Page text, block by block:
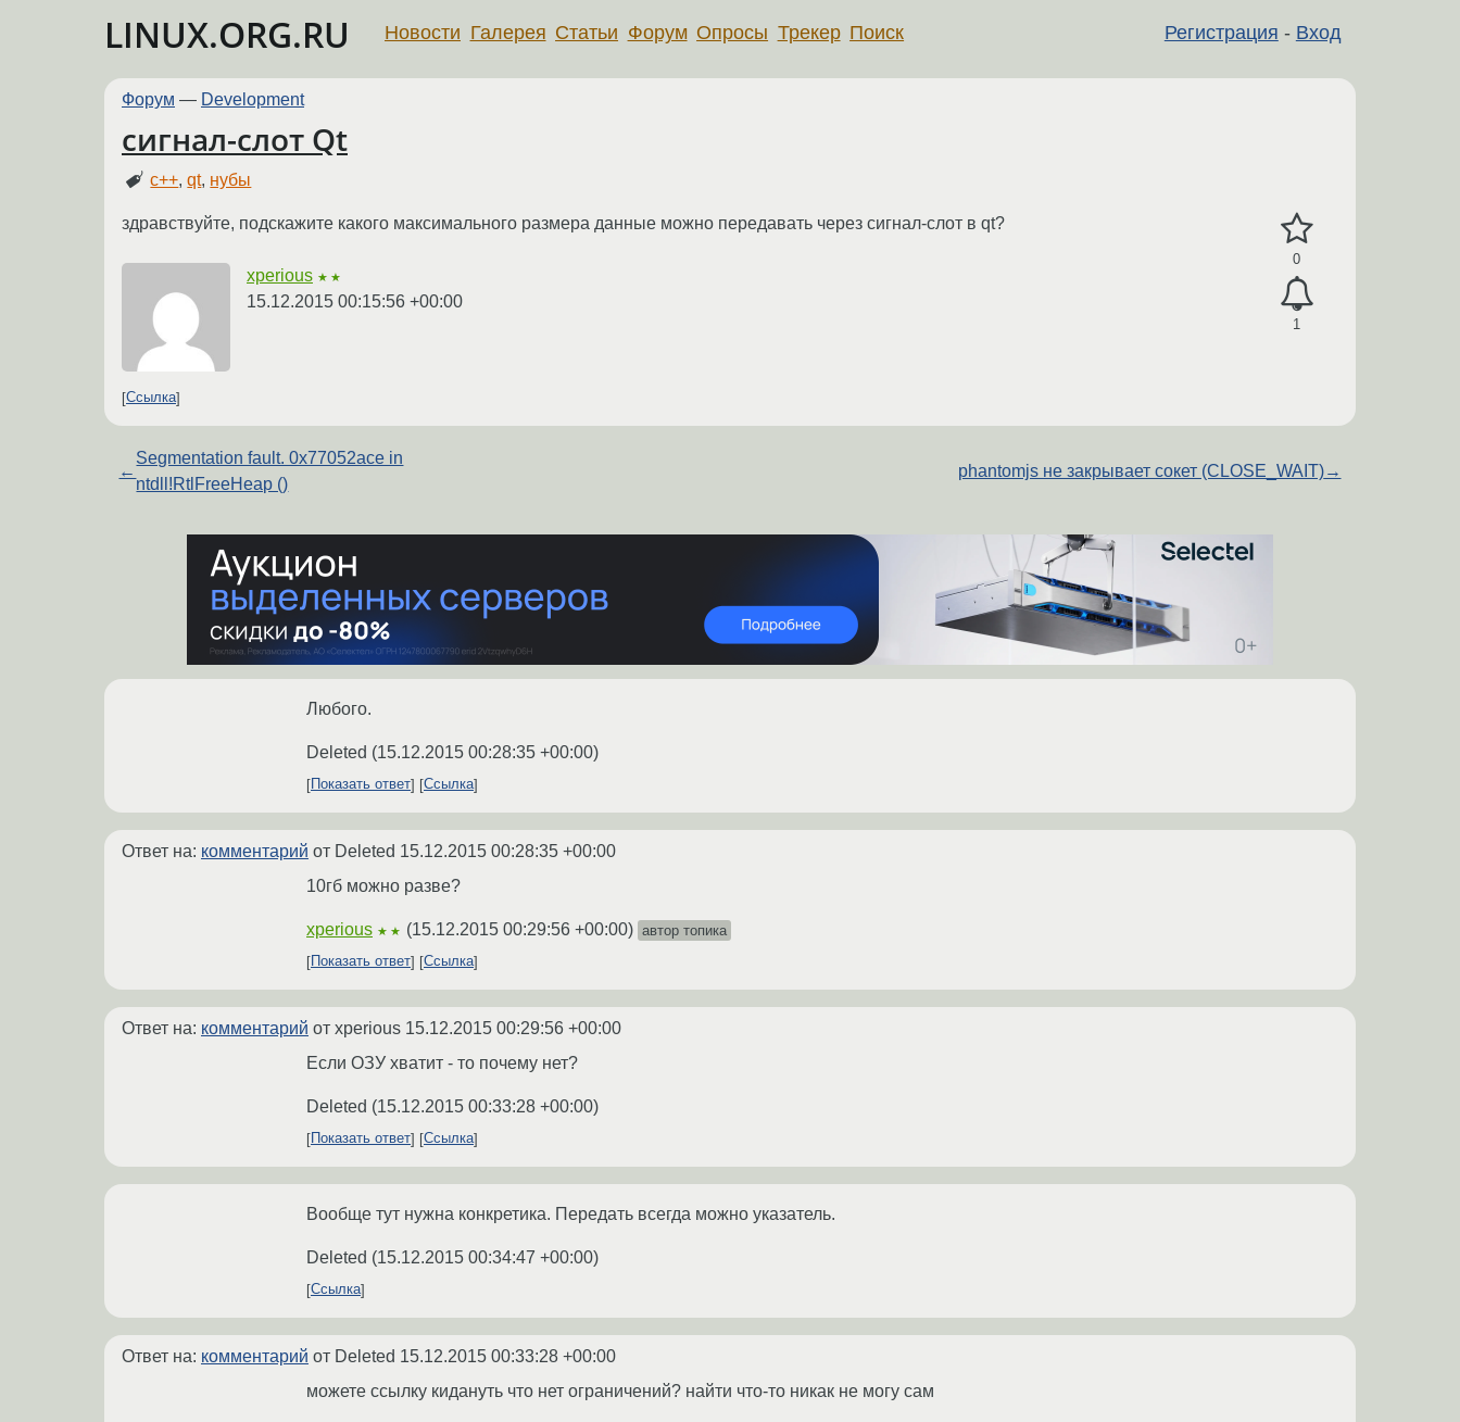
LINUX.ORG.RU Регистрация - Вход
Новости Галерея Статьи Форум Опросы Трекер Поиск
Форум — Development
сигнал-слот Qt
c++,qt, нубы
0
1
здравствуйте, подскажите какого максимального размера данные можно передавать через сигнал-слот в qt?
xperious ★★
15.12.2015 00:15:56 +00:00
Ссылка
←
Segmentation fault. 0x77052ace in
ntdll!RtlFreeHeap ()
phantomjs не закрывает сокет (CLOSE_WAIT)→
Любого.
Deleted (15.12.2015 00:28:35 +00:00)
Показать ответ Ссылка
Ответ на: комментарий от Deleted 15.12.2015 00:28:35 +00:00
10гб можно разве?
xperious ★★ (15.12.2015 00:29:56 +00:00) автор топика
Показать ответ
Ссылка
Ответ на: комментарий от xperious 15.12.2015 00:29:56 +00:00
Если ОЗУ хватит - то почему нет?
Deleted (15.12.2015 00:33:28 +00:00)
Показать ответ Ссылка
Вообще тут нужна конкретика. Передать всегда можно указатель.
Deleted (15.12.2015 00:34:47 +00:00)
Ссылка
Ответ на: комментарий от Deleted 15.12.2015 00:33:28 +00:00
можете ссылку кидануть что нет ограничений? найти что-то никак не могу сам